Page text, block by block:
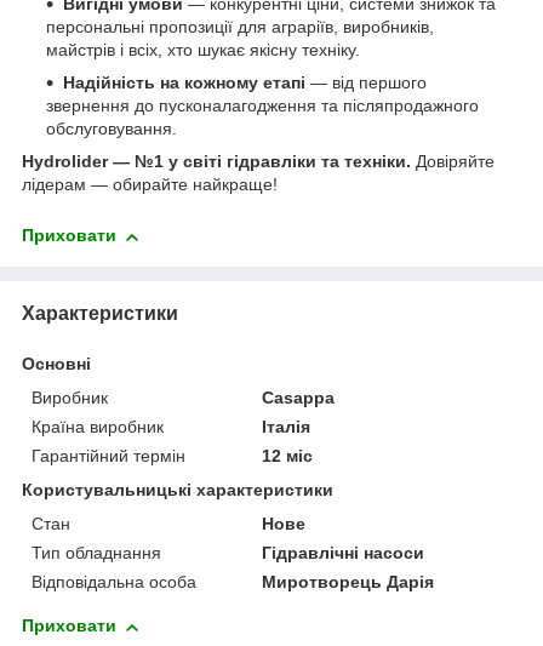
Вигідні умови — конкурентні ціни, системи знижок та
персональні пропозиції для аграріїв, виробників,
майстрів і всіх, хто шукає якісну техніку.
Надійність на кожному етапі — від першого
звернення до пусконалагодження та післяпродажного
обслуговування.
Hydrolider — №1 у світі гідравліки та техніки. Довіряйте
лідерам — обирайте найкраще!
Приховати
Характеристики
Основні
Виробник
Casappa
Країна виробник
Італія
Гарантійний термін
12 міс
Користувальницькі характеристики
Стан
Нове
Тип обладнання
Гідравлічні насоси
Відповідальна особа
Миротворець Дарія
Приховати